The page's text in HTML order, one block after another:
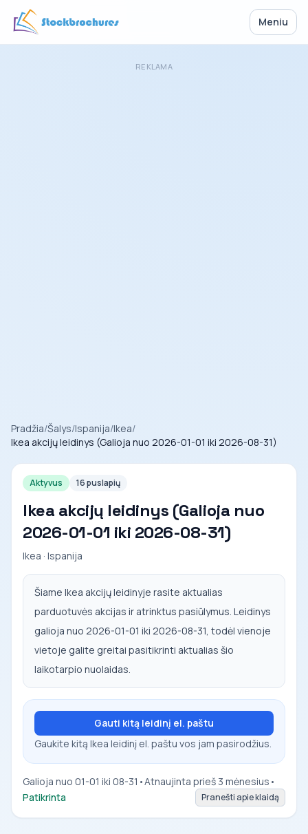
Meniu
REKLAMA
Pradžia/Šalys/Ispanija/Ikea/
Ikea akcijų leidinys (Galioja nuo 2026-01-01 iki 2026-08-31)
Aktyvus 16 puslapių
Ikea akcijų leidinys (Galioja nuo
2026-01-01 iki 2026-08-31)
Ikea · Ispanija
Šiame Ikea akcijų leidinyje rasite aktualias
parduotuvės akcijas ir atrinktus pasiūlymus. Leidinys
galioja nuo 2026-01-01 iki 2026-08-31, todėl vienoje
vietoje galite greitai pasitikrinti aktualias šio
laikotarpio nuolaidas.
Gauti kitą leidinį el. paštu
Gaukite kitą Ikea leidinį el. paštu vos jam pasirodžius.
Galioja nuo 01-01 iki 08-31 •Atnaujinta prieš 3 mėnesius •
Patikrinta
Pranešti apie klaidą